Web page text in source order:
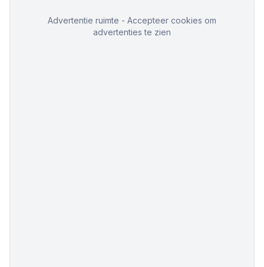
Advertentie ruimte - Accepteer cookies om
advertenties te zien